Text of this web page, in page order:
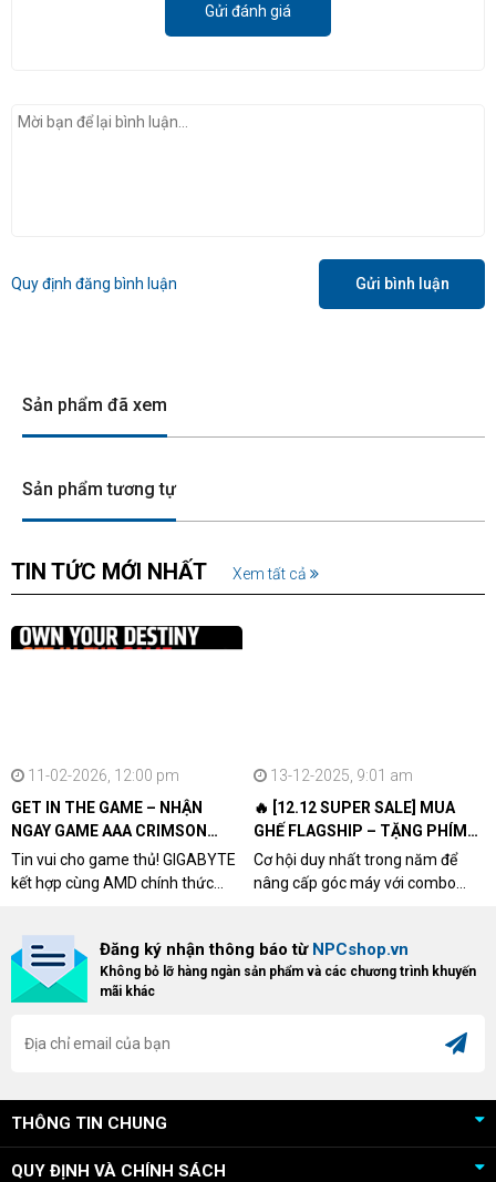
Gửi đánh giá
Quy định đăng bình luận Gửi bình luận
Sản phẩm đã xem
Sản phẩm tương tự
TIN TỨC MỚI NHẤT Xem tất cả
11-02-2026, 12:00 pm
GET IN THE GAME – NHẬN
NGAY GAME AAA CRIMSON
DESERT CÙNG GIGABYTE &
AMD
Tin vui cho game thủ! GIGABYTE
kết hợp cùng AMD chính thức
khách hàng sở hữu VGA Radeon
RX 9070 / RX 9070 XT.
13-12-2025, 9:01 am
🔥 [12.12 SUPER SALE] MUA
GHẾ FLAGSHIP – TẶNG PHÍM
CƠ XỊN
Cơ hội duy nhất trong năm để
nâng cấp góc máy với combo
dòng ghế Gaming cao cấp nhất,
bạn sẽ nhận ngay quà tặng trị giá
Đăng ký nhận thông báo từ NPCshop.vn
Không bỏ lỡ hàng ngàn sản phẩm và các chương trình khuyến
mãi khác
THÔNG TIN CHUNG
QUY ĐỊNH VÀ CHÍNH SÁCH